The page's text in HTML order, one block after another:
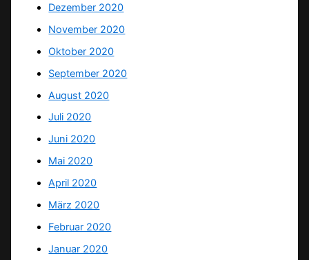
Dezember 2020
November 2020
Oktober 2020
September 2020
August 2020
Juli 2020
Juni 2020
Mai 2020
April 2020
März 2020
Februar 2020
Januar 2020